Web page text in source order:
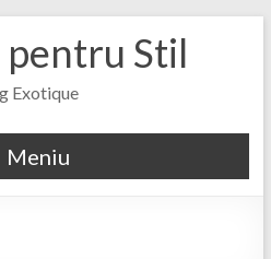
pentru Stil
Exotique
Meniu